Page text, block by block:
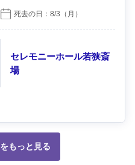
死去の日：8/3 （月）
セレモニーホール若狭斎
場
もっと見る